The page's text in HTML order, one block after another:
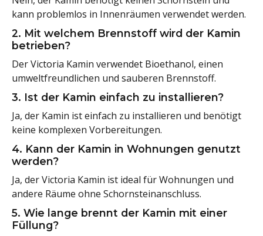
kann problemlos in Innenräumen verwendet werden.
2. Mit welchem Brennstoff wird der Kamin
betrieben?
Der Victoria Kamin verwendet Bioethanol, einen
umweltfreundlichen und sauberen Brennstoff.
3. Ist der Kamin einfach zu installieren?
Ja, der Kamin ist einfach zu installieren und benötigt
keine komplexen Vorbereitungen.
4. Kann der Kamin in Wohnungen genutzt
werden?
Ja, der Victoria Kamin ist ideal für Wohnungen und
andere Räume ohne Schornsteinanschluss.
5. Wie lange brennt der Kamin mit einer
Füllung?